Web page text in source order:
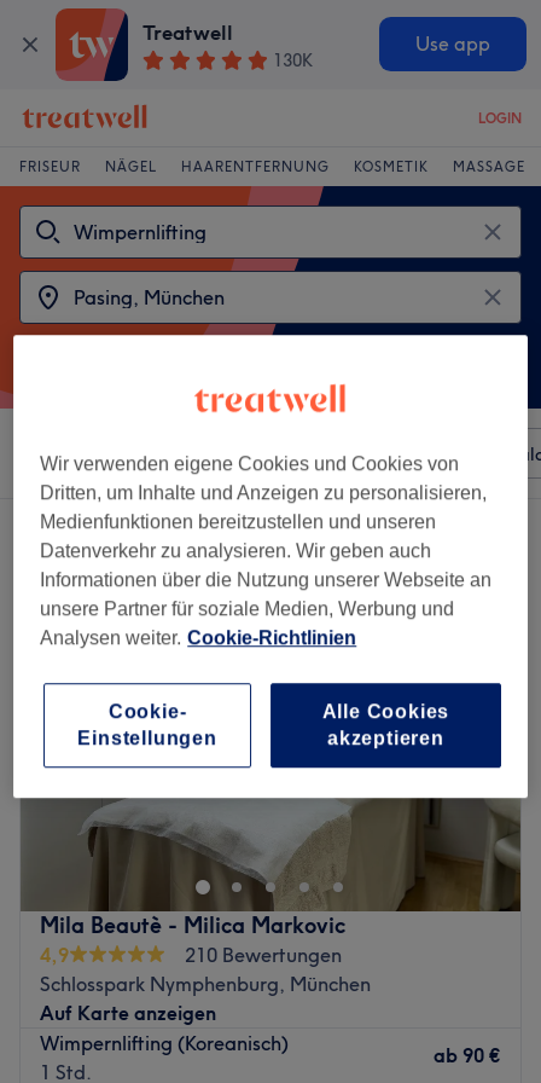
Treatwell
130K
Use app
LOGIN
FRISEUR NÄGEL HAARENTFERNUNG KOSMETIK MASSAGE
Sortieren nach Beliebiger Preis Besonderheiten
2 Salons die anbieten:
wimpernlifting in der Nähe von Pasing, München
Mila Beautè - Milica Markovic
4,9
210 Bewertungen
Schlosspark Nymphenburg, München
Auf Karte anzeigen
Wimpernlifting (Koreanisch)
1 Std.
ab 90 €
Wir verwenden eigene Cookies und Cookies von
Dritten, um Inhalte und Anzeigen zu personalisieren,
Medienfunktionen bereitzustellen und unseren
Datenverkehr zu analysieren. Wir geben auch
Informationen über die Nutzung unserer Webseite an
unsere Partner für soziale Medien, Werbung und
Analysen weiter. Cookie-Richtlinien
Cookie-
Einstellungen
Alle Cookies
akzeptieren